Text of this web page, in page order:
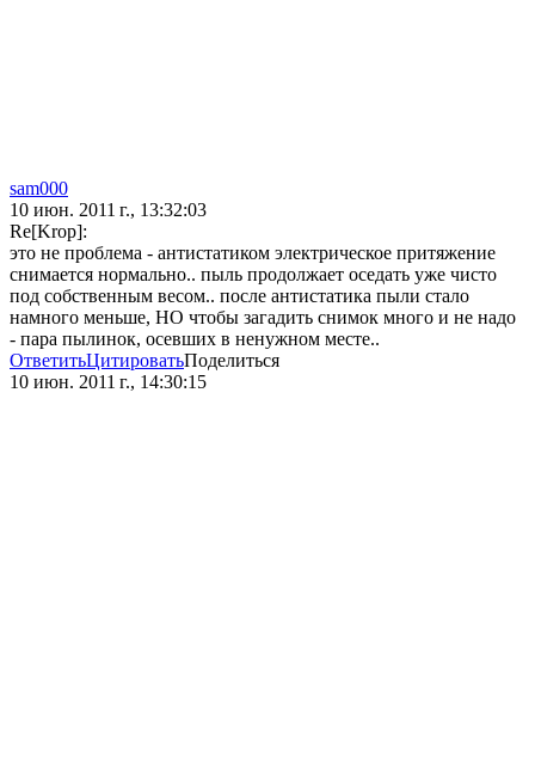
sam000
10 июн. 2011 г., 13:32:03
Re[Krop]:
это не проблема - антистатиком электрическое притяжение
снимается нормально.. пыль продолжает оседать уже чисто
под собственным весом.. после антистатика пыли стало
намного меньше, НО чтобы загадить снимок много и не надо
- пара пылинок, осевших в ненужном месте..
ОтветитьЦитироватьПоделиться
10 июн. 2011 г., 14:30:15